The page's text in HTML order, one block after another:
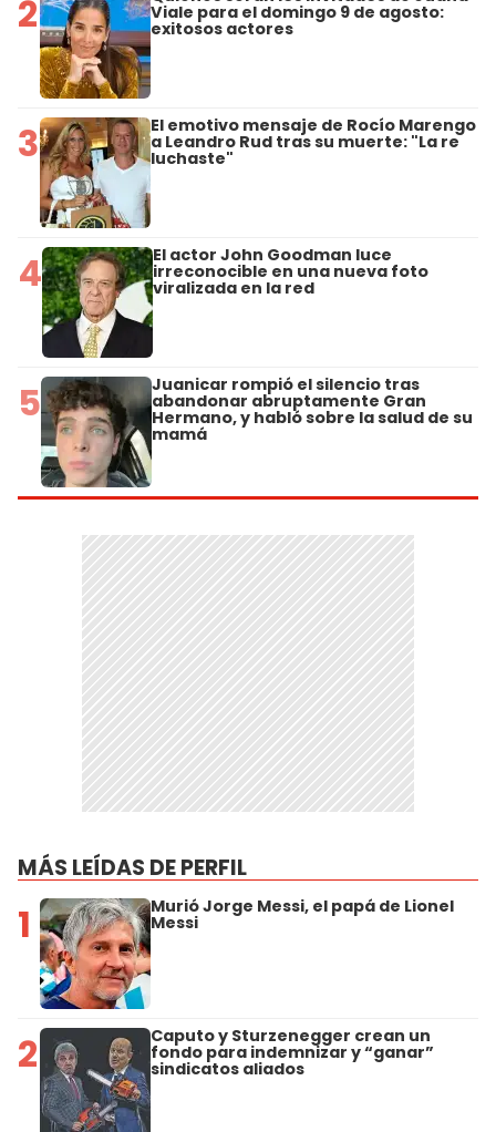
2 Viale para el domingo 9 de agosto:
exitosos actores
3 El emotivo mensaje de Rocío Marengo
a Leandro Rud tras su muerte: "La re
luchaste"
4 El actor John Goodman luce
irreconocible en una nueva foto
viralizada en la red
5 Juanicar rompió el silencio tras
abandonar abruptamente Gran
Hermano, y habló sobre la salud de su
mamá
MÁS LEÍDAS DE PERFIL
1 Murió Jorge Messi, el papá de Lionel
Messi
2 Caputo y Sturzenegger crean un
fondo para indemnizar y “ganar”
sindicatos aliados